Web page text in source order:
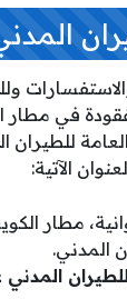
في مطار
العامة
الآتية:
مطار
المدني.
للطيران